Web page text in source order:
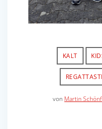
KALT
von Martin